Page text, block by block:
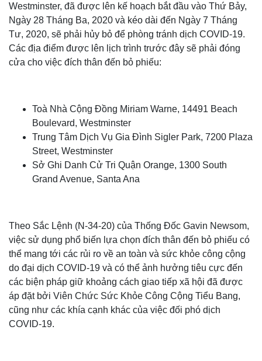
Westminster, đã được lên kế hoạch bắt đầu vào Thứ Bảy,
Ngày 28 Tháng Ba, 2020 và kéo dài đến Ngày 7 Tháng
Tư, 2020, sẽ phải hủy bỏ để phòng tránh dịch COVID-19.
Các địa điểm được lên lịch trình trước đây sẽ phải đóng
cửa cho việc đích thân đến bỏ phiếu:
Toà Nhà Cộng Đồng Miriam Warne, 14491 Beach
Boulevard, Westminster
Trung Tâm Dịch Vụ Gia Đình Sigler Park, 7200 Plaza
Street, Westminster
Sở Ghi Danh Cử Tri Quận Orange, 1300 South
Grand Avenue, Santa Ana
Theo Sắc Lệnh (N-34-20) của Thống Đốc Gavin Newsom,
việc sử dụng phổ biến lựa chọn đích thân đến bỏ phiếu có
thể mang tới các rủi ro về an toàn và sức khỏe công cộng
do đại dịch COVID-19 và có thể ảnh hưởng tiêu cực đến
các biện pháp giữ khoảng cách giao tiếp xã hội đã được
áp đặt bởi Viên Chức Sức Khỏe Công Cộng Tiểu Bang,
cũng như các khía cạnh khác của việc đối phó dịch
COVID-19.